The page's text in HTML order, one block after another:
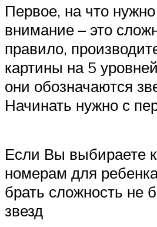
Первое, на что
внимание – это
правило,
картины на 5
они обозначаются
Начинать нужно с
Если Вы выбираете
номерам для
брать сложность не
звезд